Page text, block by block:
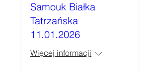
Samouk Białka
Tatrzańska
11.01.2026
Więcej informacji